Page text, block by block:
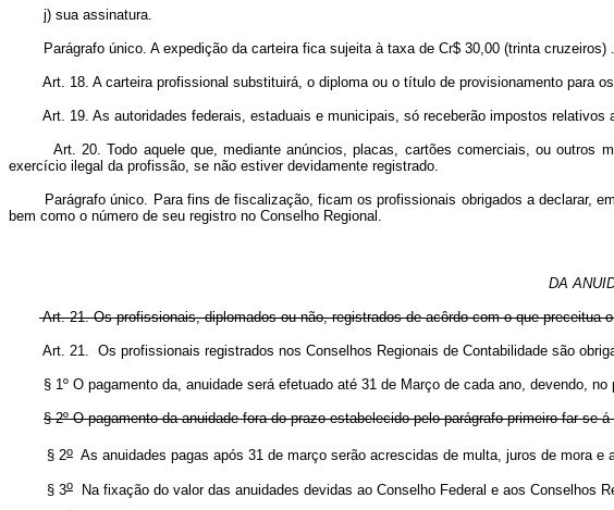
j) sua assinatura.
Parágrafo único. A expedição da carteira fica sujeita à taxa de Cr$ 30,00 (trinta cruzeiros) .
Art. 18. A carteira profissional substituirá, o diploma ou o título de provisionamento para
Art. 19. As autoridades federais, estaduais e municipais, só receberão impostos
Art. 20. Todo aquele que, mediante anúncios, placas, cartões comerciais, ou
exercício ilegal da profissão, se não estiver devidamente registrado.
Parágrafo único. Para fins de fiscalização, ficam os profissionais obrigados a declarar,
bem como o número de seu registro no Conselho Regional.
DA
Art. 21. Os profissionais, diplomados ou não, registrados de acôrdo com o que preceitua
Art. 21. Os profissionais registrados nos Conselhos Regionais de Contabilidade
§ 1º O pagamento da, anuidade será efetuado até 31 de Março de cada ano, devendo,
§ 2º O pagamento da anuidade fora do prazo estabelecido pelo parágrafo primeiro far-
§ 2o As anuidades pagas após 31 de março serão acrescidas de multa, juros
§ 3o Na fixação do valor das anuidades devidas ao Conselho Federal e aos Conselhos